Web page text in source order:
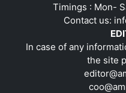
Timings : Mon-
Contact us:
In case of any
the site